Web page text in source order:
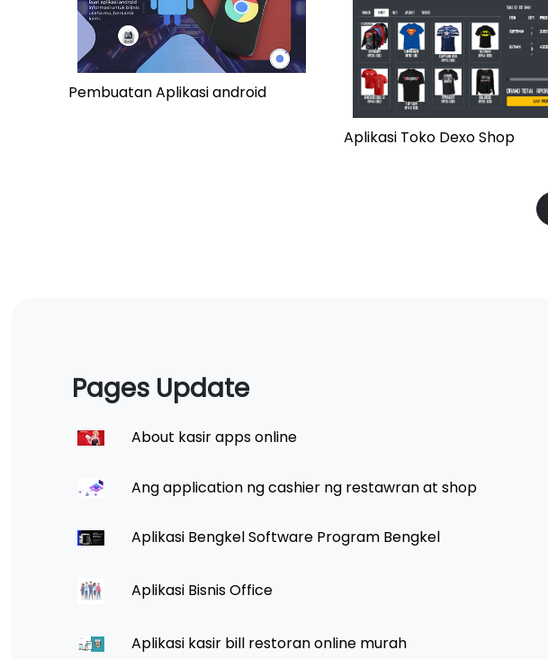
Pembuatan Aplikasi android
Aplikasi Toko Dexo Shop
Pages Update
About kasir apps online
Ang application ng cashier ng restawran at shop
Aplikasi Bengkel Software Program Bengkel
Aplikasi Bisnis Office
Aplikasi kasir bill restoran online murah